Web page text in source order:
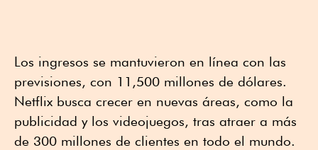
Los ingresos se mantuvieron en línea con las
previsiones, con 11,500 millones de dólares.
Netflix busca crecer en nuevas áreas, como la
publicidad y los videojuegos, tras atraer a más
de 300 millones de clientes en todo el mundo.